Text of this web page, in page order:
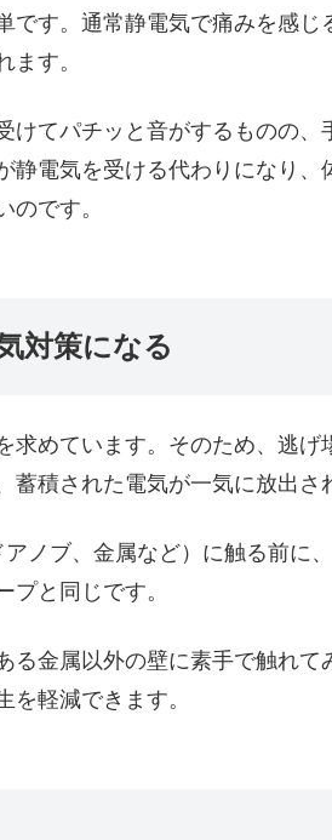
です。通常静電気で痛みを感じ
ます。
けてパチッと音がするものの、
静電気を受ける代わりになり
のです。
対策になる
求めています。そのため、逃げ
蓄積された電気が一気に放出さ
ノブ、金属など）に触る前に
と同じです。
る金属以外の壁に素手で触れて
を軽減できます。